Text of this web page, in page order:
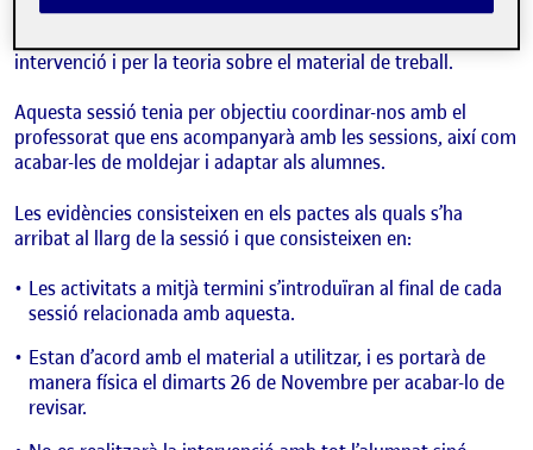
intervenció i per la teoria sobre el material de treball.
Aquesta sessió tenia per objectiu coordinar-nos amb el
professorat que ens acompanyarà amb les sessions, així com
acabar-les de moldejar i adaptar als alumnes.
Les evidències consisteixen en els pactes als quals s’ha
arribat al llarg de la sessió i que consisteixen en:
Les activitats a mitjà termini s’introduïran al final de cada
sessió relacionada amb aquesta.
Estan d’acord amb el material a utilitzar, i es portarà de
manera física el dimarts 26 de Novembre per acabar-lo de
revisar.